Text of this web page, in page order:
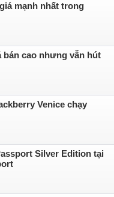
mạnh nhất trong
bán cao nhưng vẫn hút
Venice chạy
Silver Edition tại